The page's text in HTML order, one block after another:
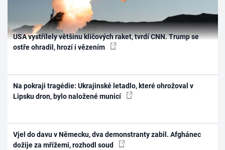
USA vystřílely většinu klíčových raket, tvrdí CNN. Trump se
ostře ohradil, hrozí i vězením
Na pokraji tragédie: Ukrajinské letadlo, které ohrožoval v
Lipsku dron, bylo naložené municí
Vjel do davu v Německu, dva demonstranty zabil. Afghánec
dožije za mřížemi, rozhodl soud